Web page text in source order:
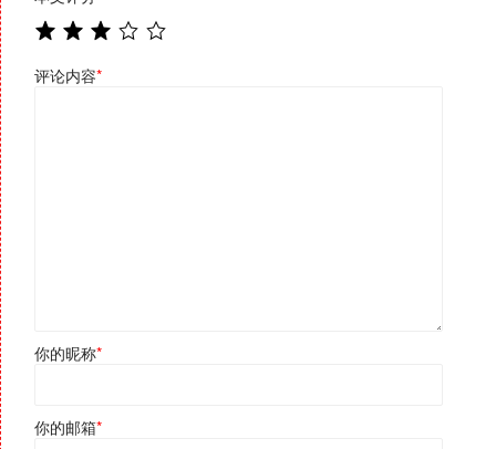
评论内容*
你的昵称*
你的邮箱*